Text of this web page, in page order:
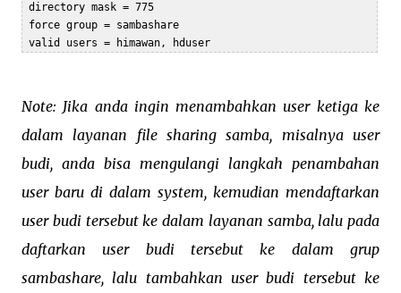
directory mask = 775
force group = sambashare
valid users = himawan, hduser
Note: Jika anda ingin menambahkan user ketiga ke
dalam layanan file sharing samba, misalnya user
budi, anda bisa mengulangi langkah penambahan
user baru di dalam system, kemudian mendaftarkan
user budi tersebut ke dalam layanan samba, lalu pada
daftarkan user budi tersebut ke dalam grup
sambashare, lalu tambahkan user budi tersebut ke